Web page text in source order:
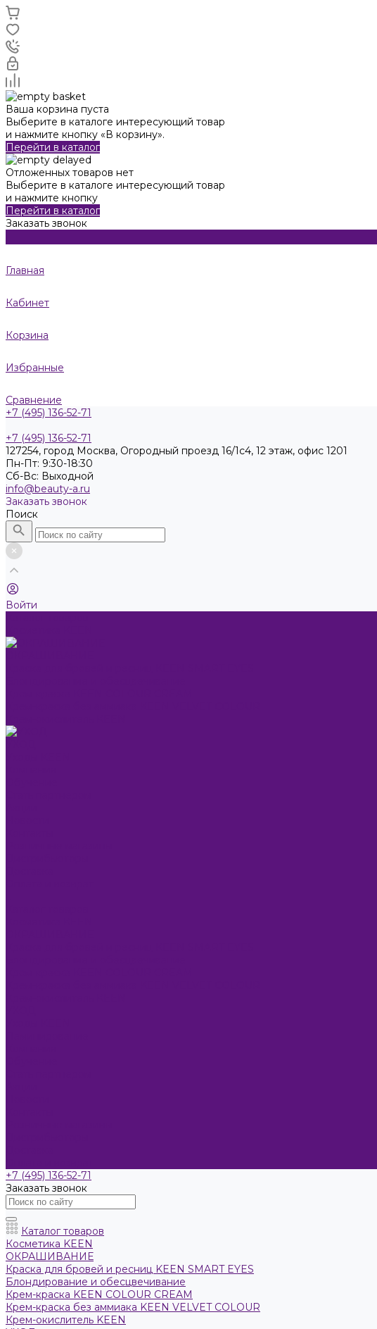
Ваша корзина пуста
Выберите в каталоге интересующий товар
и нажмите кнопку «В корзину».
Перейти в каталог
Отложенных товаров нет
Выберите в каталоге интересующий товар
и нажмите кнопку
Перейти в каталог
Заказать звонок
Главная
Кабинет
Корзина
Избранные
Сравнение
+7 (495) 136-52-71
+7 (495) 136-52-71
127254, город Москва, Огородный проезд 16/1с4, 12 этаж, офис 1201
Пн-Пт: 9:30-18:30
Cб-Вс: Выходной
info@beauty-a.ru
Заказать звонок
Поиск
Войти
+7 (495) 136-52-71
Заказать звонок
Каталог товаров
Косметика KEEN
ОКРАШИВАНИЕ
Краска для бровей и ресниц KEEN SMART EYES
Блондирование и обесцвечивание
Крем-краска KEEN COLOUR CREAM
Крем-краска без аммиака KEEN VELVET COLOUR
Крем-окислитель KEEN